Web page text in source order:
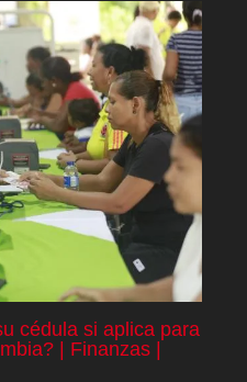
cédula si aplica para
| Finanzas |